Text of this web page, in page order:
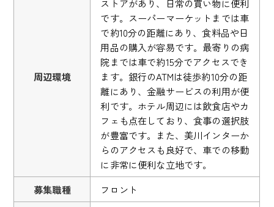
周辺環境
ストアがあり、日常の買い物に便利
です。スーパーマーケットまでは車
で約10分の距離にあり、食料品や日
用品の購入が容易です。最寄りの病
院までは車で約15分でアクセスでき
ます。銀行のATMは徒歩約10分の距
離にあり、金融サービスの利用が便
利です。ホテル周辺には飲食店やカ
フェも点在しており、食事の選択肢
が豊富です。また、美川インターか
らのアクセスも良好で、車での移動
に非常に便利な立地です。
募集職種
フロント